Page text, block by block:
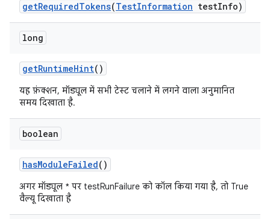
getRequiredTokens(TestInformation testInfo)
long
getRuntimeHint()
यह फ़ंक्शन, मॉड्यूल में सभी टेस्ट चलाने में लगने वाला अनुमानित
समय दिखाता है.
boolean
hasModuleFailed()
अगर मॉड्यूल * पर testRunFailure को कॉल किया गया है, तो True
वैल्यू दिखाता है